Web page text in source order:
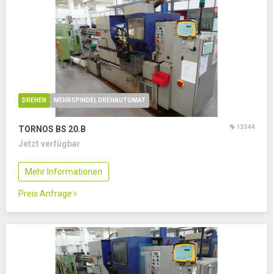
DREHEN MEHRSPINDEL DREHAUTOMAT
TORNOS BS 20.B 13344
Jetzt verfügbar
Mehr Informationen
Preis Anfrage